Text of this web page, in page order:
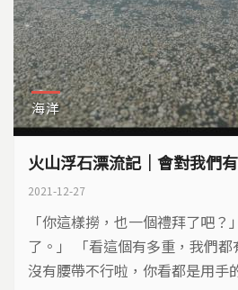
海洋
火山浮石漂流記｜會對我們
2021-12-27
「你這樣撈，也一個禮拜了吧
了。」 「看這個有多重，我們都
沒有腰帶不行啦，你看都是用手